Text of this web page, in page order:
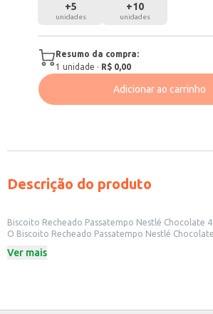
+5
unidades
+10
unidades
Resumo da compra:
1 unidade · R$ 0,00
Adicionar ao carrinho
Descrição do produto
Biscoito Recheado Passatempo Nestlé Chocolate
O Biscoito Recheado Passatempo Nestlé
quem busca um lanche rápido e gostoso, este
Ver mais